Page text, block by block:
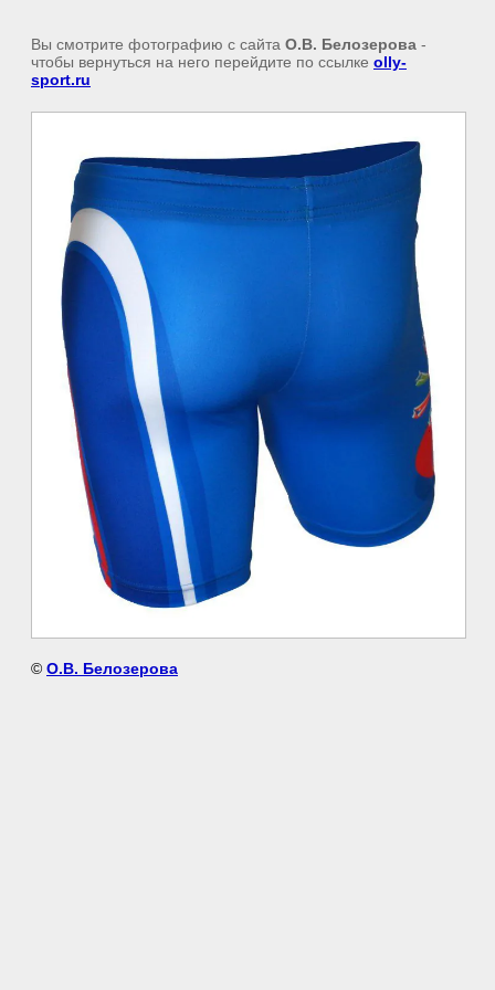
Вы смотрите фотографию с сайта О.В. Белозерова -
чтобы вернуться на него перейдите по ссылке olly-
sport.ru
© О.В. Белозерова